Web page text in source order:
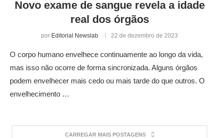
Novo exame de sangue revela a idade
real dos órgãos
por Editorial Newslab 22 de dezembro de 2023
O corpo humano envelhece continuamente ao longo da vida,
mas isso não ocorre de forma sincronizada. Alguns órgãos
podem envelhecer mais cedo ou mais tarde do que outros. O
envelhecimento …
CARREGAR MAIS POSTAGENS